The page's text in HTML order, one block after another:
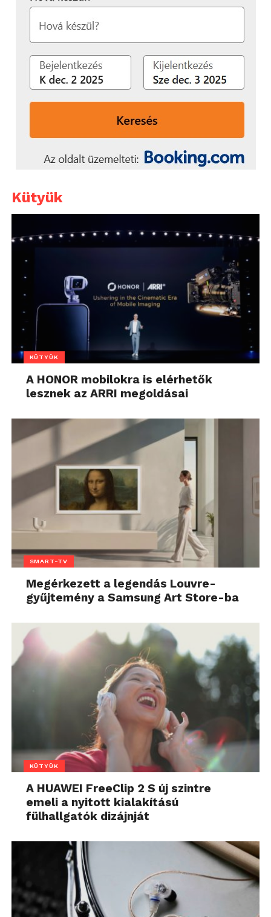
Kütyük
KÜTYÜK
A HONOR mobilokra is elérhetők
lesznek az ARRI megoldásai
SMART-TV
Megérkezett a legendás Louvre-
gyűjtemény a Samsung Art Store-ba
KÜTYÜK
A HUAWEI FreeClip 2 S új szintre
emeli a nyitott kialakítású
fülhallgatók dizájnját